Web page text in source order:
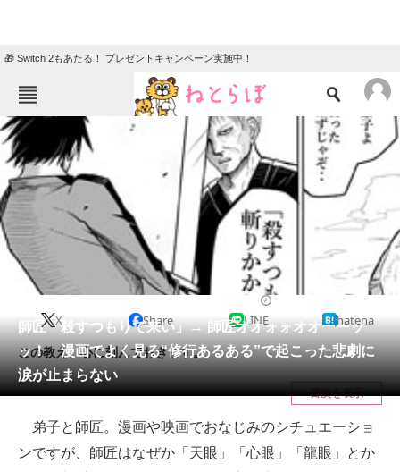
🎁 Switch 2もあたる！ プレゼントキャンペーン実施中！
ねとらぼメニュー
TOP ニュース
エンタメ クイズ
グルメ 地域
住まい 教育・育児
リサーチ
会員記事
メディア
注目記事を集めた総合ページ
師匠「殺すつもりで来い」→ 師匠オオォォオオーーッ
ッ！ 漫画でよく見る“修行あるある”で起こった悲劇に
涙が止まらない
X Share LINE hatena
この教え、心に刻んでおきます。
目次を表示
弟子と師匠。漫画や映画でおなじみのシチュエーショ
ンですが、師匠はなぜか「天眼」「心眼」「龍眼」とか